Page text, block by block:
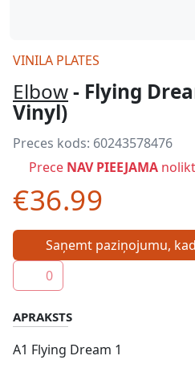
VINILA PLATES
Elbow- Flying
Vinyl)
Preces kods: 60243578476
Prece NAV PIEEJAMA
€36.99
Saņemt paziņojumu,
0
APRAKSTS
A1 Flying Dream 1